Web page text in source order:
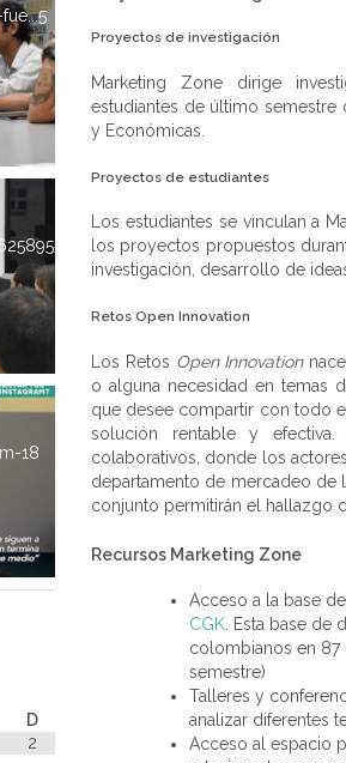
18
D
2
Proyectos de investigación
Marketing Zone dirige
estudiantes de último semestre
y Económicas.
Proyectos de estudiantes
Los estudiantes se vinculan a
los proyectos propuestos
investigación, desarrollo de
Retos Open Innovation
Los Retos Open Innovation
o alguna necesidad en temas
que desee compartir con todo
solución rentable y efectiva.
colaborativos, donde los
departamento de mercadeo de
conjunto permitirán el hallazgo
Recursos Marketing Zone
Acceso a la base
CGK. Esta base de
colombianos en 87
semestre)
Talleres y
analizar diferentes
Acceso al espacio